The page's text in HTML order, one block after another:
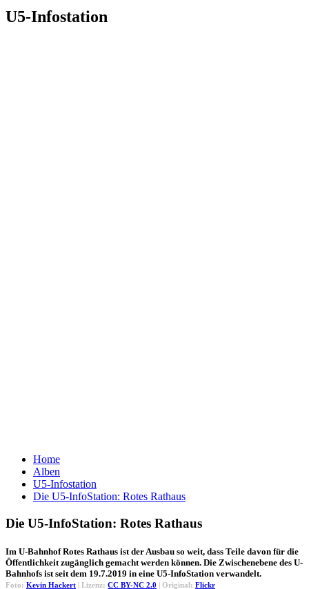
U5-Infostation
Home
Alben
U5-Infostation
Die U5-InfoStation: Rotes Rathaus
Die U5-InfoStation: Rotes Rathaus
Im U-Bahnhof Rotes Rathaus ist der Ausbau so weit, dass Teile davon für die
Öffentlichkeit zugänglich gemacht werden können. Die Zwischenebene des U-
Bahnhofs ist seit dem 19.7.2019 in eine U5-InfoStation verwandelt.
Foto: Kevin Hackert | Lizenz: CC BY-NC 2.0 | Original: Flickr